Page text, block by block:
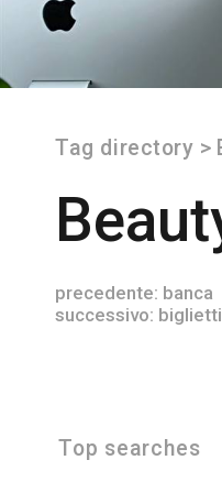
Tag directory >
precedente: banca
successivo:
Top searches